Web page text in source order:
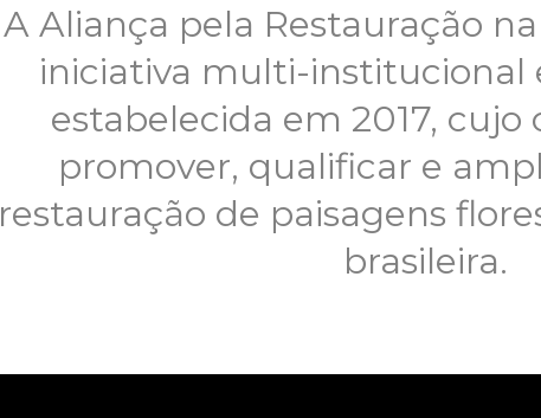
A Aliança pela Restauração
iniciativa multi-institucional
estabelecida em 2017, cujo
promover, qualificar e
restauração de paisagens
brasileira.